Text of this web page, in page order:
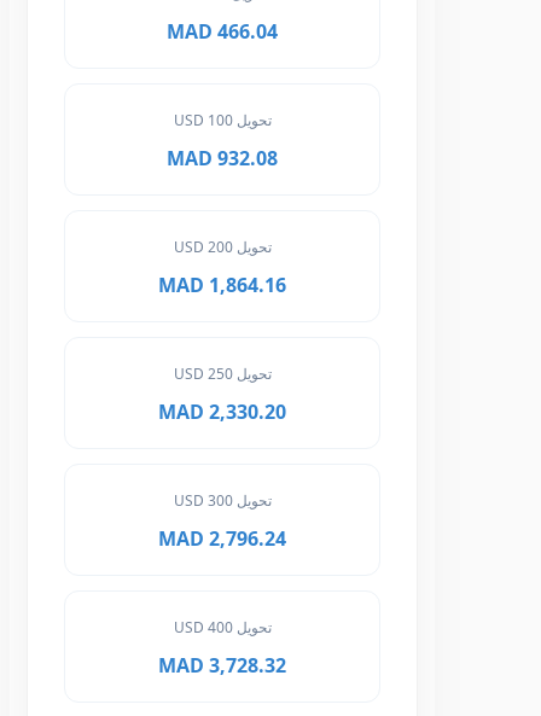
466.04 MAD
تحويل 100 USD
932.08 MAD
تحويل 200 USD
1,864.16 MAD
تحويل 250 USD
2,330.20 MAD
تحويل 300 USD
2,796.24 MAD
تحويل 400 USD
3,728.32 MAD